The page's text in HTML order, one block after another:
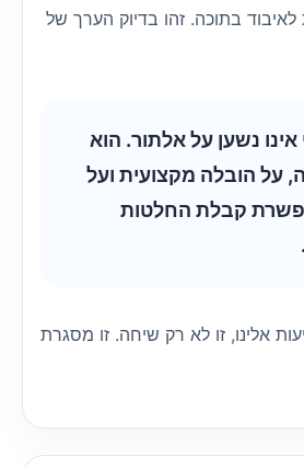
בתוכה. זהו בדיוק הערך של
אינו נשען על אלתור. הוא
על הובלה מקצועית ועל
קבלת החלטות
אלינו, זו לא רק שיחה. זו מסגרת